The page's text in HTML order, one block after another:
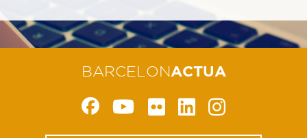
BARCELON ACTUA